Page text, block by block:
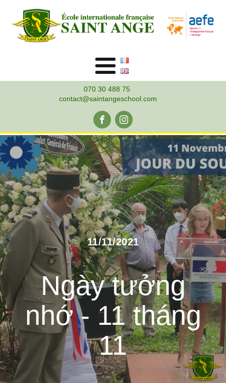
070 30 488 75
contact@saintangeschool.com
11/11/2021
Ngày tưởng
nhớ - 11 tháng
11